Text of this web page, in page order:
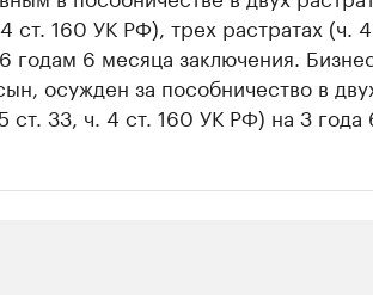
ст. 160 УК РФ), трех растратах (ч.
годам 6 месяца заключения.
осужден за пособничество в
ст. 33, ч. 4 ст. 160 УК РФ) на 3 года